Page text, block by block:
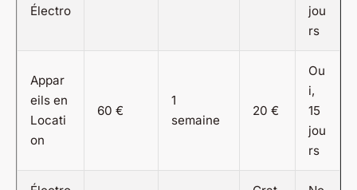
Électro
jou
rs
Appar
eils en
Locati
on
60 €
1
semaine
20 €
Ou
i,
15
jou
rs